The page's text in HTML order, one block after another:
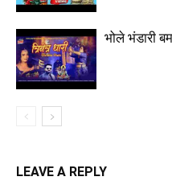
भोले भंडारी
LEAVE A REPLY